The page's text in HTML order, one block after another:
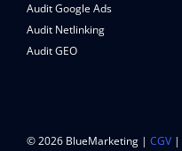
Audit Google Ads
Audit Netlinking
Audit GEO
© 2026 BlueMarketing | CGV|